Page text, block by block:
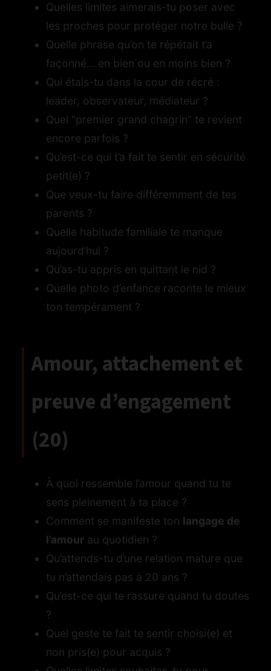
Quelles limites aimerais-tu poser avec
les proches pour protéger notre bulle ?
Quelle phrase qu’on te répétait t’a
façonné… en bien ou en moins bien ?
Qui étais-tu dans la cour de récré :
leader, observateur, médiateur ?
Quel “premier grand chagrin” te revient
encore parfois ?
Qu’est-ce qui t’a fait te sentir en sécurité
petit(e) ?
Que veux-tu faire différemment de tes
parents ?
Quelle habitude familiale te manque
aujourd’hui ?
Qu’as-tu appris en quittant le nid ?
Quelle photo d’enfance raconte le mieux
ton tempérament ?
Amour, attachement et
preuve d’engagement
(20)
À quoi ressemble l’amour quand tu te
sens pleinement à ta place ?
Comment se manifeste ton langage de
l’amour au quotidien ?
Qu’attends-tu d’une relation mature que
tu n’attendais pas à 20 ans ?
Qu’est-ce qui te rassure quand tu doutes
?
Quel geste te fait te sentir choisi(e) et
non pris(e) pour acquis ?